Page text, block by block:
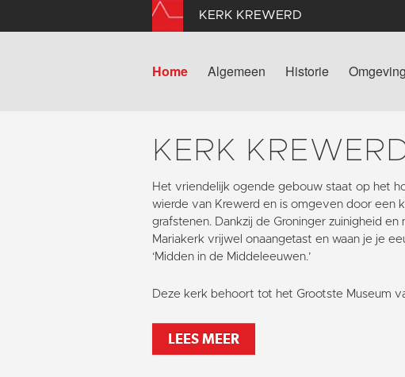
KERK KREWERD
Home Algemeen Historie Omgeving
KERK
Het vriendelijk ogende gebouw staat op het
wierde van Krewerd en is omgeven door een
grafstenen. Dankzij de Groninger zuinigheid
Mariakerk vrijwel onaangetast en waan je je
‘Midden in de Middeleeuwen.’
Deze kerk behoort tot het Grootste Museum
LEES MEER